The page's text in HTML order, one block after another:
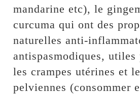
mandarine etc), le
curcuma qui ont des
naturelles anti-
antispasmodiques, utiles
les crampes utérines et
pelviennes (consommer